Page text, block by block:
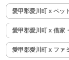
愛甲郡愛川町 x ペット
愛甲郡愛川町 x 借家
愛甲郡愛川町 x ファ